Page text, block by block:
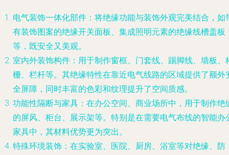
电气装饰一体化部件 ：将绝缘功能与装饰外观完美结合，如
有装饰图案的绝缘开关面板、集成照明元素的绝缘线槽盖板
等，既安全又美观。
室内外装饰构件 ：用于制作窗框、门套线、踢脚线、墙板、
栅、栏杆等。其绝缘特性在靠近电气线路的区域提供了额外
全屏障，同时丰富的色彩和纹理提升了空间质感。
功能性隔断与家具 ：在办公空间、商业场所中，用于制作绝
的屏风、柜台、展示架等。特别是在需要电气布线的智能办
家具中，其材料优势更为突出。
特殊环境装饰 ：在实验室、医院、厨房、浴室等对绝缘、防